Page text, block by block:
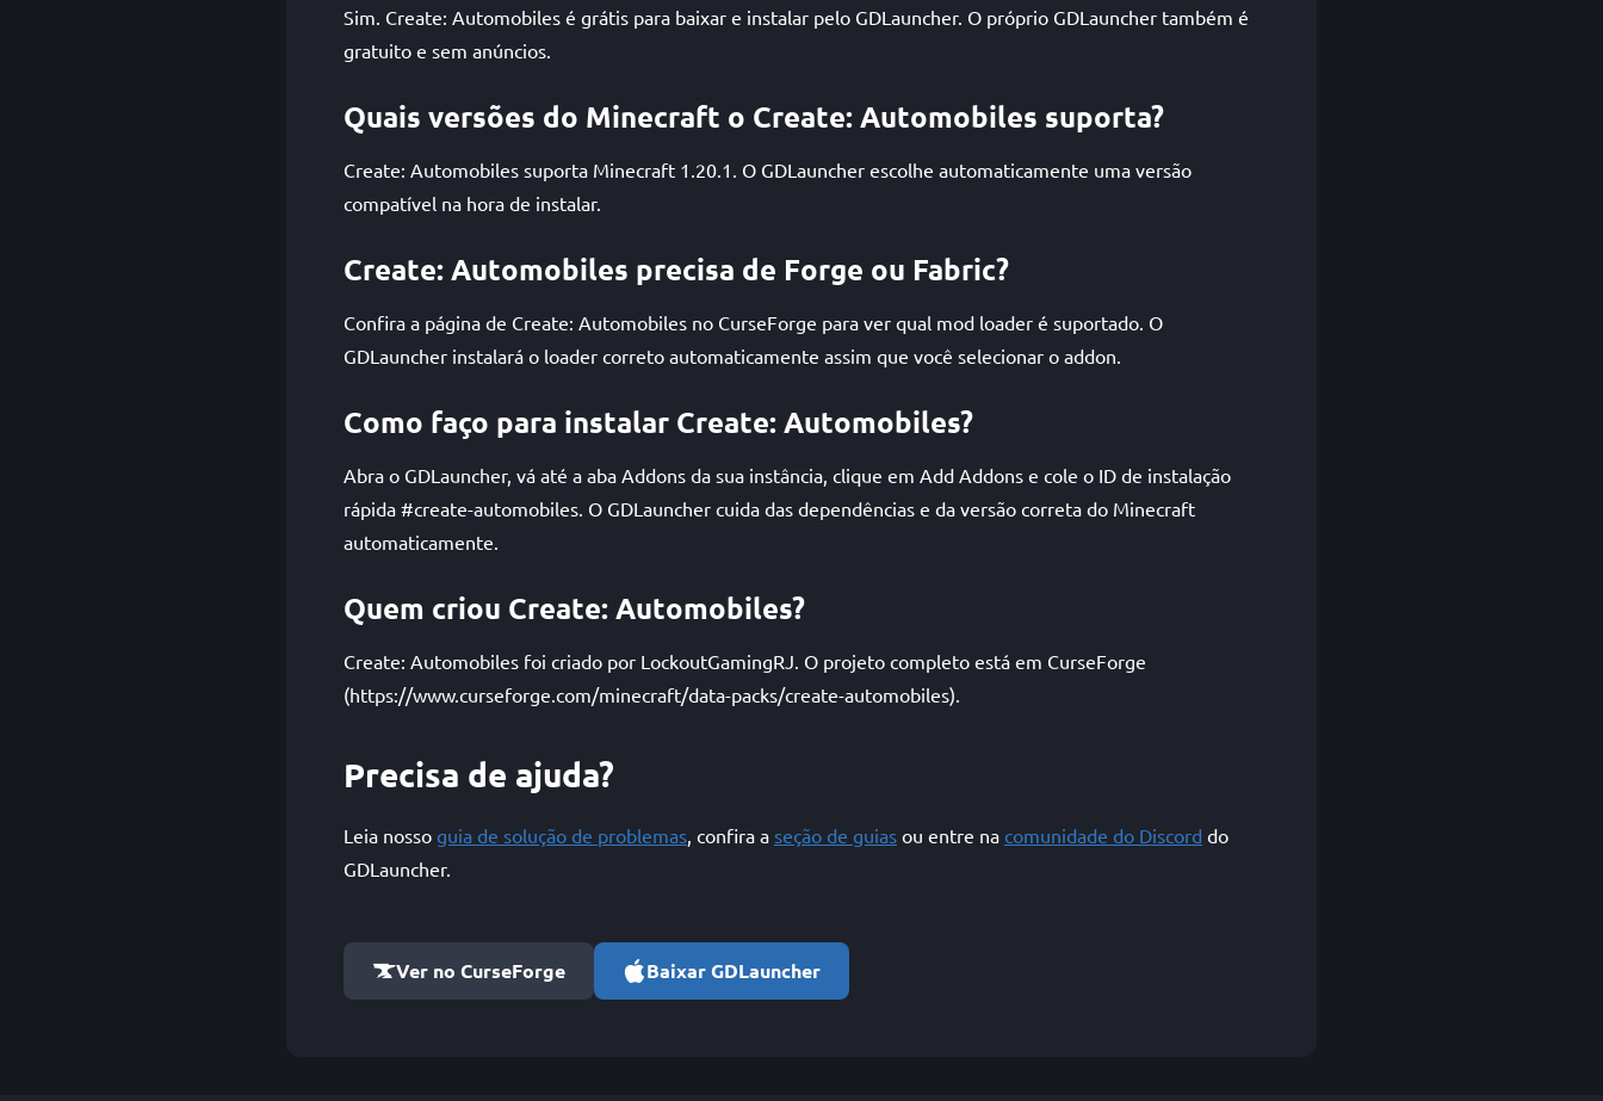
Sim. Create: Automobiles é grátis para baixar e instalar pelo GDLauncher. O próprio GDLauncher também é
gratuito e sem anúncios.
Quais versões do Minecraft o Create: Automobiles suporta?
Create: Automobiles suporta Minecraft 1.20.1. O GDLauncher escolhe automaticamente uma versão
compatível na hora de instalar.
Create: Automobiles precisa de Forge ou Fabric?
Confira a página de Create: Automobiles no CurseForge para ver qual mod loader é suportado. O
GDLauncher instalará o loader correto automaticamente assim que você selecionar o addon.
Como faço para instalar Create: Automobiles?
Abra o GDLauncher, vá até a aba Addons da sua instância, clique em Add Addons e cole o ID de instalação
rápida #create-automobiles. O GDLauncher cuida das dependências e da versão correta do Minecraft
automaticamente.
Quem criou Create: Automobiles?
Create: Automobiles foi criado por LockoutGamingRJ. O projeto completo está em CurseForge
(https://www.curseforge.com/minecraft/data-packs/create-automobiles).
Precisa de ajuda?
Leia nosso guia de solução de problemas, confira a seção de guias ou entre na comunidade do Discord do
GDLauncher.
Ver no CurseForge Baixar GDLauncher